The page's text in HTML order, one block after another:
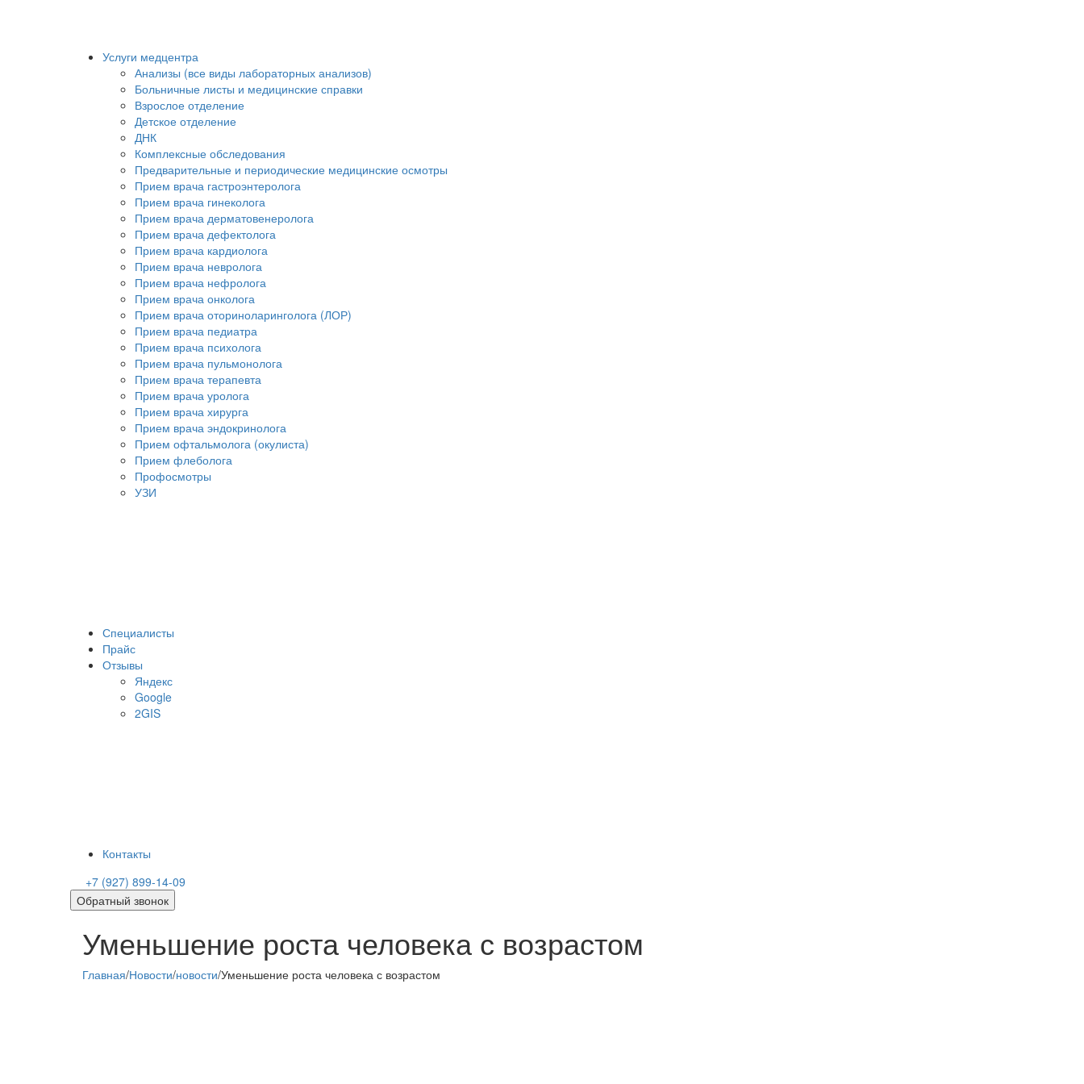
Услуги медцентра
Анализы (все виды лабораторных анализов)
Больничные листы и медицинские справки
Взрослое отделение
Детское отделение
ДНК
Комплексные обследования
Предварительные и периодические медицинские осмотры
Прием врача гастроэнтеролога
Прием врача гинеколога
Прием врача дерматовенеролога
Прием врача дефектолога
Прием врача кардиолога
Прием врача невролога
Прием врача нефролога
Прием врача онколога
Прием врача оториноларинголога (ЛОР)
Прием врача педиатра
Прием врача психолога
Прием врача пульмонолога
Прием врача терапевта
Прием врача уролога
Прием врача хирурга
Прием врача эндокринолога
Прием офтальмолога (окулиста)
Прием флеболога
Профосмотры
УЗИ
Специалисты
Прайс
Отзывы
Яндекс
Google
2GIS
Контакты
+7 (927) 899-14-09
Обратный звонок
Уменьшение роста человека с возрастом
Главная/Новости/новости/Уменьшение роста человека с возрастом